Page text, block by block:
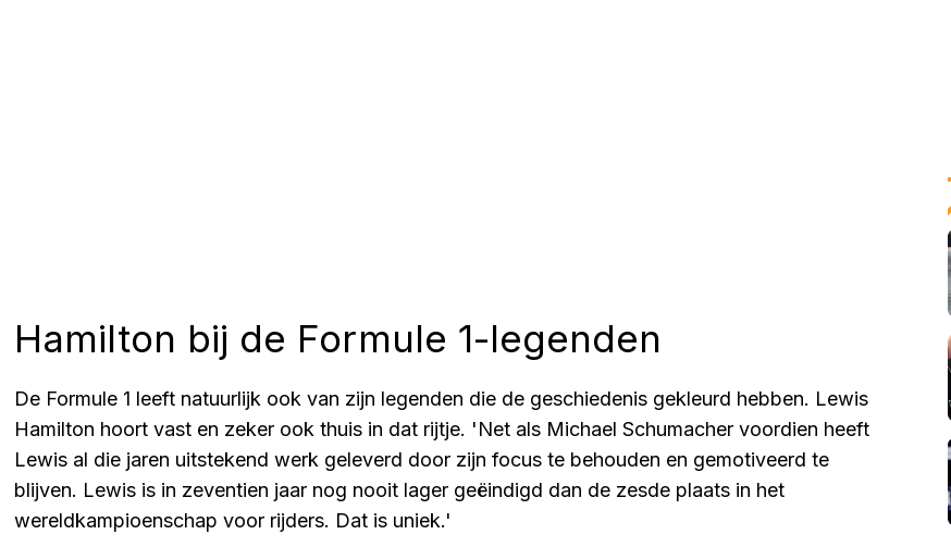
Hamilton bij de Formule 1-legenden
De Formule 1 leeft natuurlijk ook van zijn legenden die de geschiedenis gekleurd hebben. Lewis
Hamilton hoort vast en zeker ook thuis in dat rijtje. 'Net als Michael Schumacher voordien heeft
Lewis al die jaren uitstekend werk geleverd door zijn focus te behouden en gemotiveerd te
blijven. Lewis is in zeventien jaar nog nooit lager geëindigd dan de zesde plaats in het
wereldkampioenschap voor rijders. Dat is uniek.'